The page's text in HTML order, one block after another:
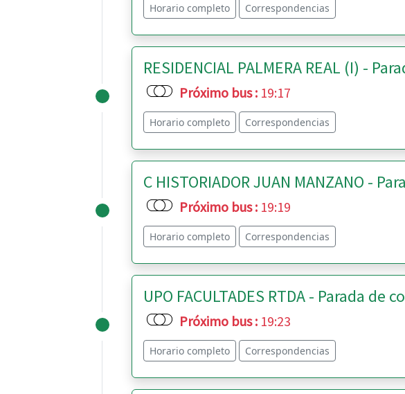
Horario completo Correspondencias
RESIDENCIAL PALMERA REAL (I) -
Próximo bus:19:17
Horario completo Correspondencias
C HISTORIADOR JUAN MANZANO -
Próximo bus:19:19
Horario completo Correspondencias
UPO FACULTADES RTDA - Parada de
Próximo bus:19:23
Horario completo Correspondencias